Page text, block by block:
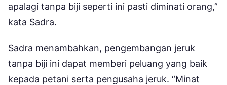
apalagi tanpa biji seperti ini pasti diminati orang,”
kata Sadra.
Sadra menambahkan, pengembangan jeruk
tanpa biji ini dapat memberi peluang yang baik
kepada petani serta pengusaha jeruk. “Minat